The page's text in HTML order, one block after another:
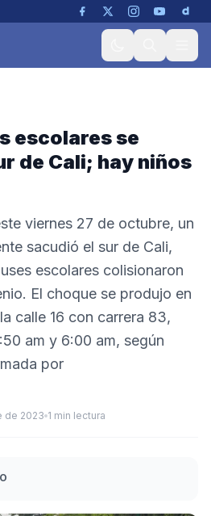
escolares se
de Cali; hay niños
viernes 27 de octubre, un
sacudió el sur de Cali,
escolares colisionaron
El choque se produjo en
calle 16 con carrera 83,
am y 6:00 am, según
por
de 2023 1 min lectura